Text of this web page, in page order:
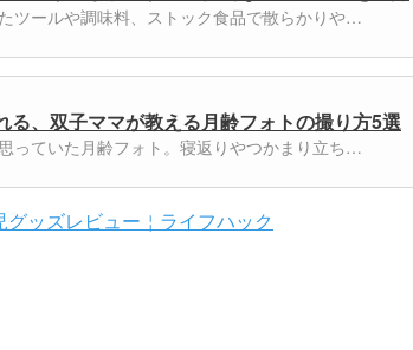
ツールや調味料、ストック食品で散らかりや…
る、双子ママが教える月齢フォトの撮り方5選
っていた月齢フォト。寝返りやつかまり立ち…
ッズレビュー￤ライフハック